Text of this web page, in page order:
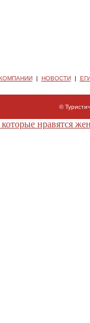
| НОВОСТИ|
©
нравятся